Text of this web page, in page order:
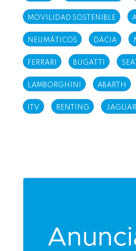
MOVILIDAD SOSTENIBLE
NEUMÁTICOS DACIA
FERRARI BUGATTI SEAT
LAMBORGHINI ABARTH
ITV RENTING JAGUAR